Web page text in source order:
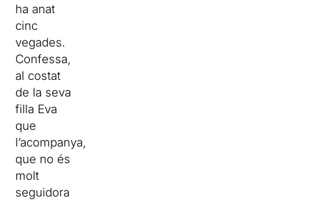
ha anat
cinc
vegades.
Confessa,
al costat
de la seva
filla Eva
que
l’acompanya,
que no és
molt
seguidora